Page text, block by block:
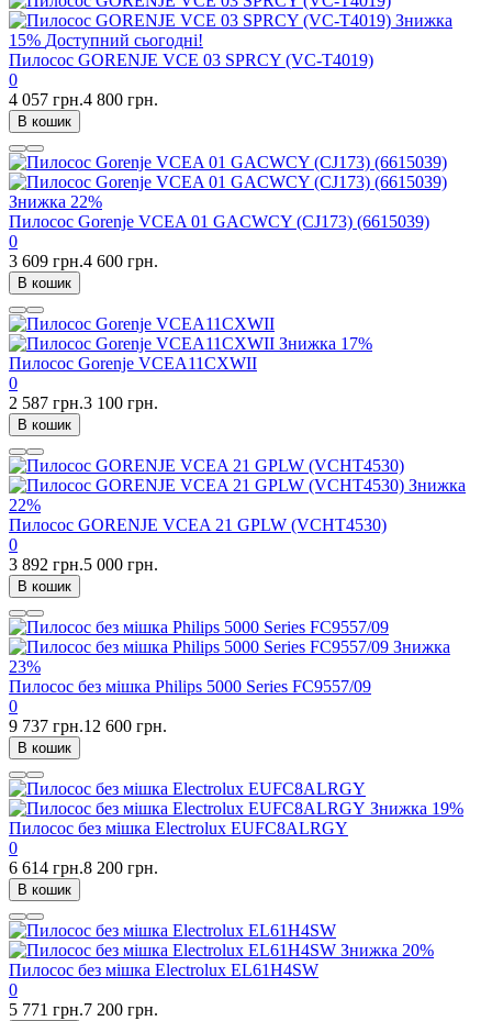
Знижка
15% Доступний сьогодні!
Пилосос GORENJE VCE 03 SPRCY (VC-T4019)
0
4 057 грн.4 800 грн.
В кошик
Знижка 22%
Пилосос Gorenje VCEA 01 GACWCY (CJ173) (6615039)
0
3 609 грн.4 600 грн.
В кошик
Знижка 17%
Пилосос Gorenje VCEA11CXWII
0
2 587 грн.3 100 грн.
В кошик
Знижка
22%
Пилосос GORENJE VCEA 21 GPLW (VCHT4530)
0
3 892 грн.5 000 грн.
В кошик
Знижка
23%
Пилосос без мішка Philips 5000 Series FC9557/09
0
9 737 грн.12 600 грн.
В кошик
Знижка 19%
Пилосос без мішка Electrolux EUFC8ALRGY
0
6 614 грн.8 200 грн.
В кошик
Знижка 20%
Пилосос без мішка Electrolux EL61H4SW
0
5 771 грн.7 200 грн.